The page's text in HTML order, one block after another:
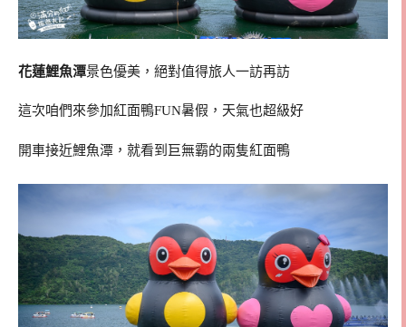
花蓮鯉魚潭景色優美，絕對值得旅人一訪再訪
這次咱們來參加紅面鴨FUN暑假，天氣也超級好
開車接近鯉魚潭，就看到巨無霸的兩隻紅面鴨